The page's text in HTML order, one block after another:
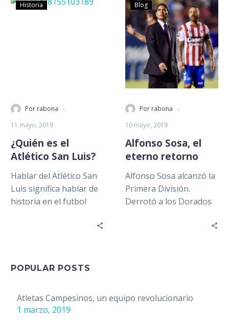
Historia
Por rabona -
11 mayo, 2019
¿Quién es el
Atlético San Luis?
Hablar del Atlético San
Luis significa hablar de
historia en el futbol
financieros, cambios de
Blog
Por rabona -
10 mayo, 2019
Alfonso Sosa, el
eterno retorno
Alfonso Sosa alcanzó la
Primera División.
Derrotó a los Dorados
POPULAR POSTS
Atletas Campesinos, un equipo revolucionario
1 marzo, 2019